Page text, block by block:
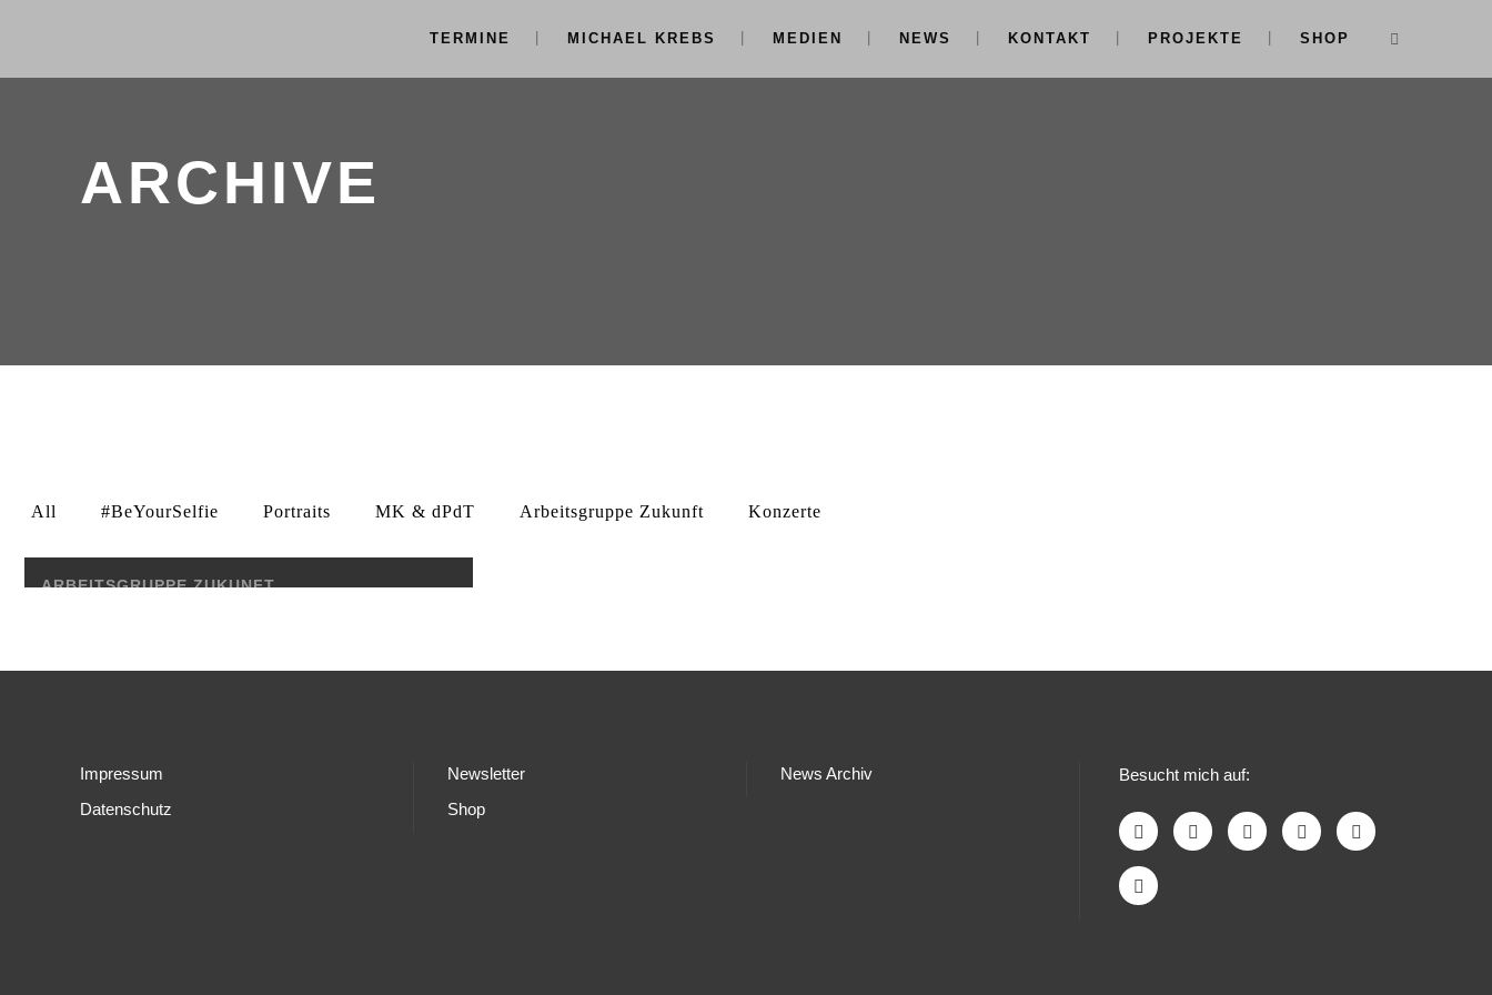
TERMINE MICHAEL KREBS MEDIEN NEWS KONTAKT PROJEKTE SHOP
ARCHIVE
All #BeYourSelfie Portraits MK & dPdT Arbeitsgruppe Zukunft Konzerte
ARBEITSGRUPPE ZUKUNFT
Impressum
Datenschutz
Newsletter
Shop
News Archiv Besucht mich auf: